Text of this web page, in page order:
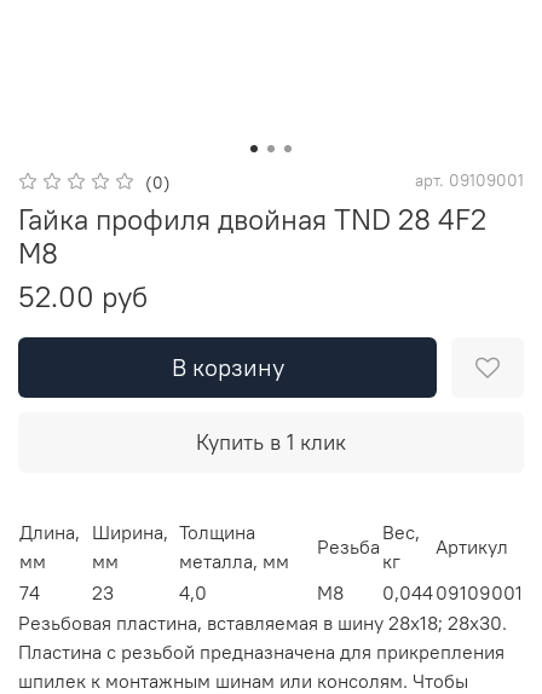
(0) арт. 09109001
Гайка профиля двойная TND 28 4F2
M8
52.00 руб
В корзину
Купить в 1 клик
Длина,
мм
Ширина,
мм
Толщина
металла, мм
Резьба
Вес,
кг
Артикул
74
23 4,0 М8 0,04409109001
Резьбовая пластина, вставляемая в шину 28х18; 28х30.
Пластина с резьбой предназначена для прикрепления
шпилек к монтажным шинам или консолям. Чтобы